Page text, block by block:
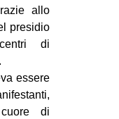
allo
presidio
di
essere
di